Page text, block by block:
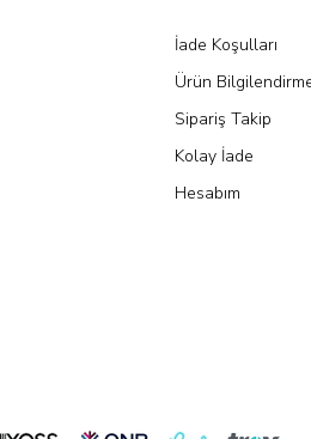
İade Koşulları
Ürün
Sipariş Takip
Kolay İade
Hesabım